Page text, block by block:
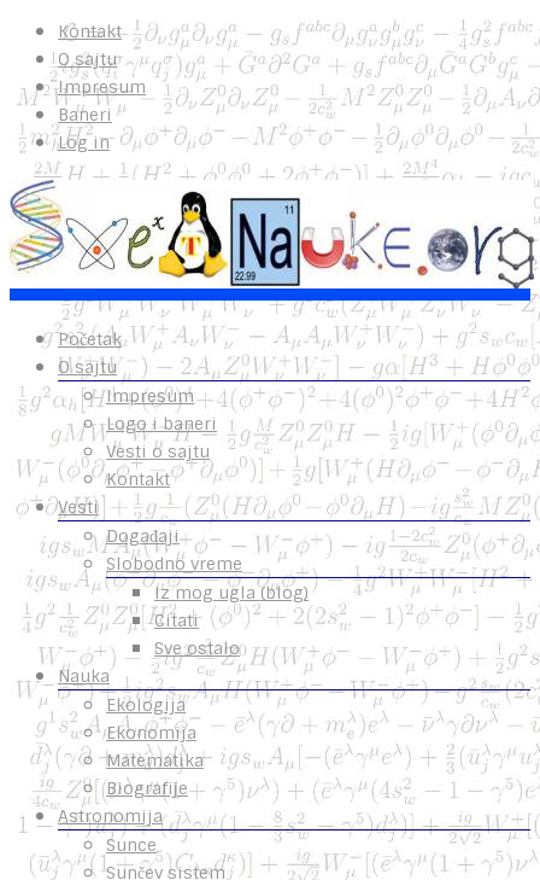
Kontakt
O sajtu
Impresum
Baneri
Log in
Početak
O sajtu
Impresum
Logo i baneri
Vesti o sajtu
Kontakt
Vesti
Događaji
Slobodno vreme
Iz mog ugla (blog)
Citati
Sve ostalo
Nauka
Ekologija
Ekonomija
Matematika
Biografije
Astronomija
Sunce
Sunčev sistem